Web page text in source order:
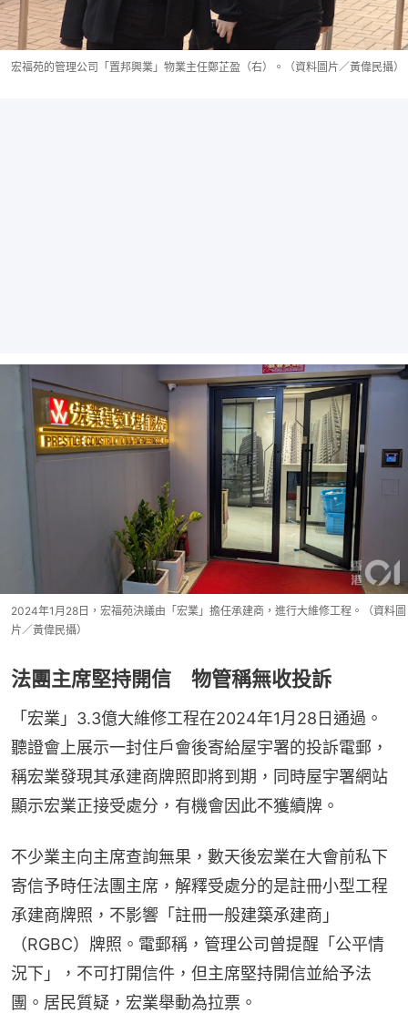
宏福苑的管理公司「置邦興業」物業主任鄭芷盈（右）。（資料圖片／黃偉民攝）
2024年1月28日，宏福苑決議由「宏業」擔任承建商，進行大維修工程。（資料圖
片／黃偉民攝）
法團主席堅持開信 物管稱無收投訴
「宏業」3.3億大維修工程在2024年1月28日通過。
聽證會上展示一封住戶會後寄給屋宇署的投訴電郵，
稱宏業發現其承建商牌照即將到期，同時屋宇署網站
顯示宏業正接受處分，有機會因此不獲續牌。
不少業主向主席查詢無果，數天後宏業在大會前私下
寄信予時任法團主席，解釋受處分的是註冊小型工程
承建商牌照，不影響「註冊一般建築承建商」
（RGBC）牌照。電郵稱，管理公司曾提醒「公平情
況下」，不可打開信件，但主席堅持開信並給予法
團。居民質疑，宏業舉動為拉票。